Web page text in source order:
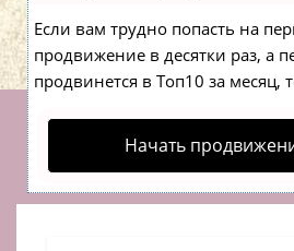
Если вам трудно попасть на
продвижение в десятки раз, а
продвинется в Топ10 за месяц,
Начать